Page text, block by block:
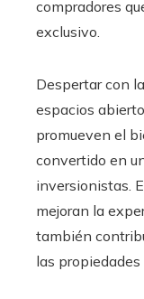
compradores
exclusivo.
Despertar con
espacios
promueven el
convertido en
inversionistas.
mejoran la
también
las